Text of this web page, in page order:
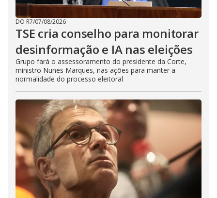
DO R7/07/08/2026
TSE cria conselho para monitorar
desinformação e IA nas eleições
Grupo fará o assessoramento do presidente da Corte,
ministro Nunes Marques, nas ações para manter a
normalidade do processo eleitoral